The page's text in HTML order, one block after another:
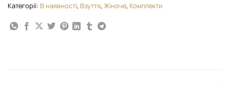
Категорії: В наявності, Взуття, Жіноче, Комплекти